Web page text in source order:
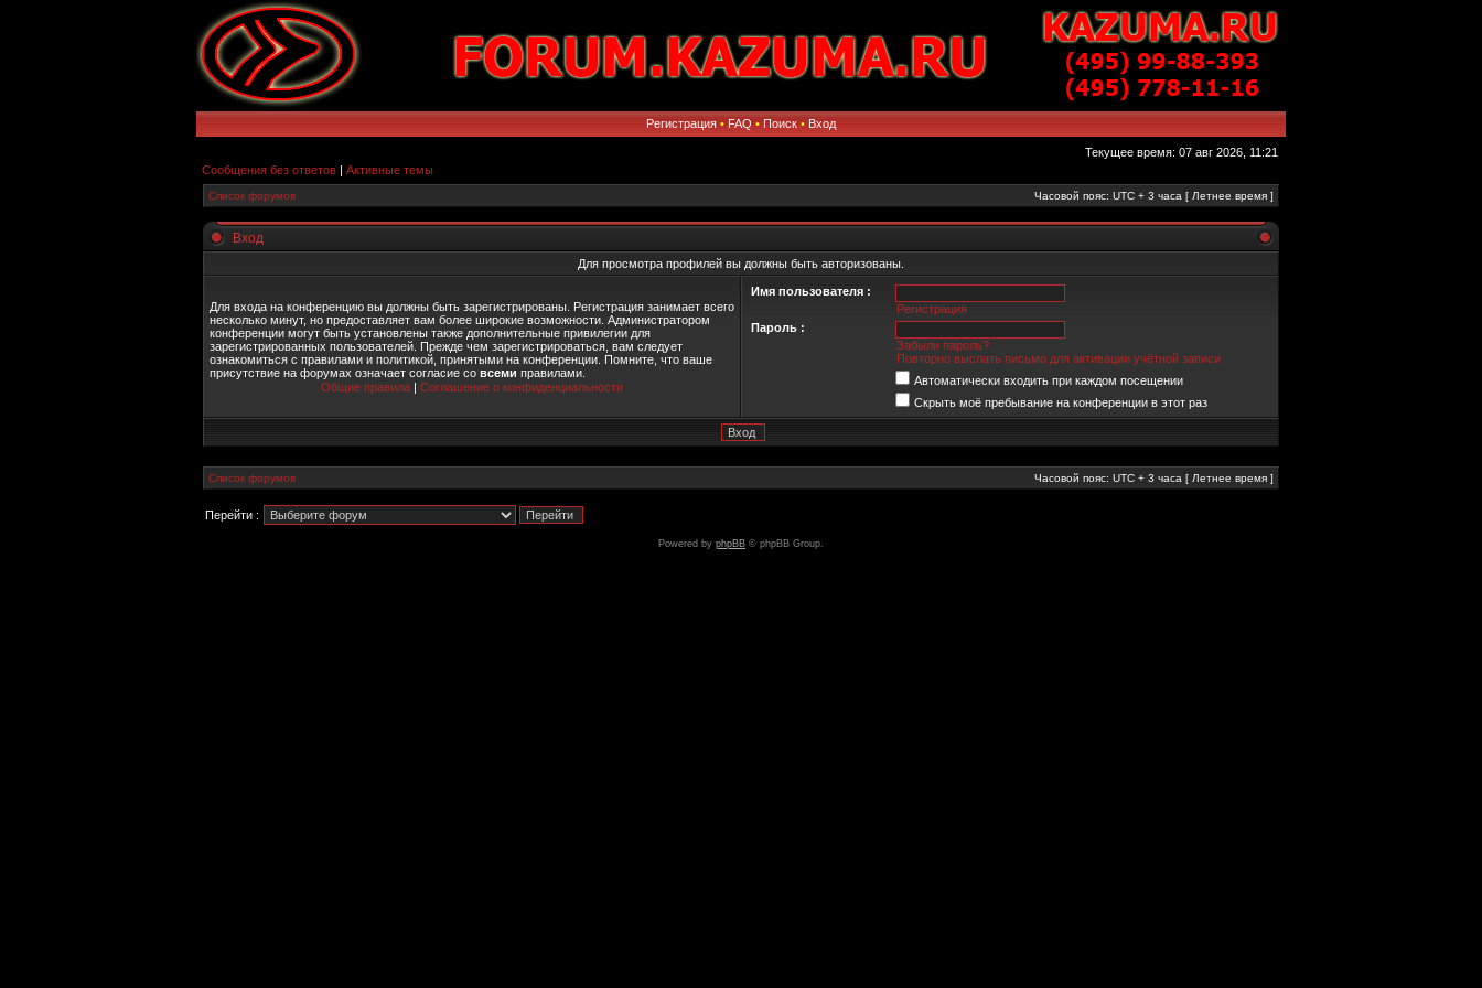
Регистрация • FAQ • Поиск • Вход
Текущее время: 07 авг 2026, 11:21
Сообщения без ответов | Активные темы
Список форумов Часовой пояс: UTC + 3 часа [ Летнее время ]
Вход
Для просмотра профилей вы должны быть авторизованы.
Для входа на конференцию вы должны быть зарегистрированы. Регистрация занимает всего
несколько минут, но предоставляет вам более широкие возможности. Администратором
конференции могут быть установлены также дополнительные привилегии для
зарегистрированных пользователей. Прежде чем зарегистрироваться, вам следует
ознакомиться с правилами и политикой, принятыми на конференции. Помните, что ваше
присутствие на форумах означает согласие со всеми правилами.
Общие правила | Соглашение о конфиденциальности
Имя пользователя :
Регистрация
Пароль :
Забыли пароль?
Повторно выслать письмо для активации учётной записи
Автоматически входить при каждом посещении
Скрыть моё пребывание на конференции в этот раз
Список форумов Часовой пояс: UTC + 3 часа [ Летнее время ]
Перейти :
Powered by phpBB © phpBB Group.